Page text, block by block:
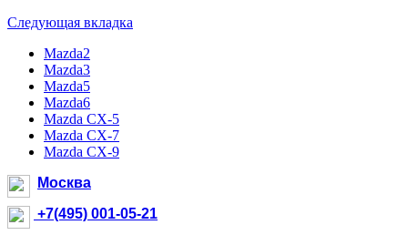
Следующая вкладка
Mazda2
Mazda3
Mazda5
Mazda6
Mazda CX-5
Mazda CX-7
Mazda CX-9
Москва
+7(495) 001-05-21